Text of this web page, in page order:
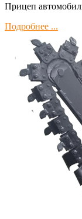
Прицеп
Подробнее ...